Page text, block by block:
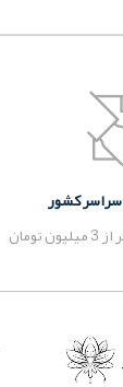
سراسر کشور